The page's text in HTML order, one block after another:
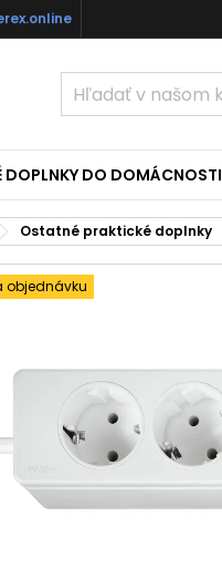
DOPLNKY DO DOMÁCNOSTI
Ostatné praktické doplnky
objednávku